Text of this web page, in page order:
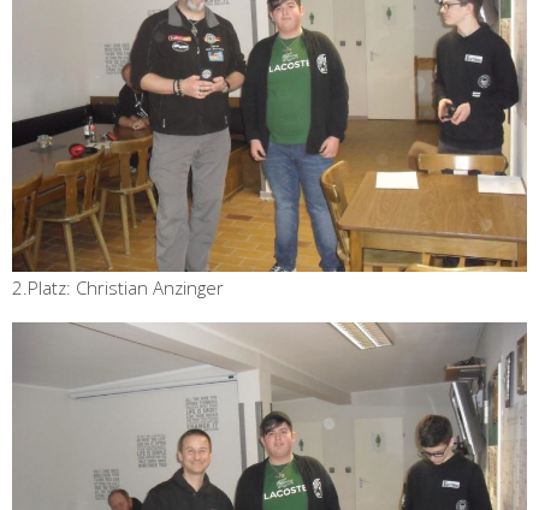
2.Platz: Christian Anzinger